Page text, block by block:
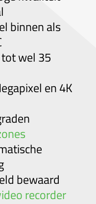
binnen als
wel 35
en 4K
bewaard
recorder